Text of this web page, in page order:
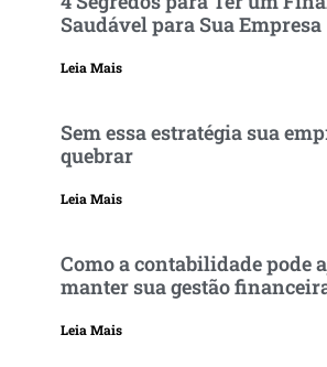
Saudável para Sua Empresa
Leia Mais
Sem essa estratégia sua
quebrar
Leia Mais
Como a contabilidade pode
manter sua gestão
Leia Mais